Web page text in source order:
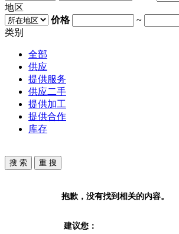
地区
价格
~
类别
全部
供应
提供服务
供应二手
提供加工
提供合作
库存
抱歉，没有找到相关的内容。
建议您：